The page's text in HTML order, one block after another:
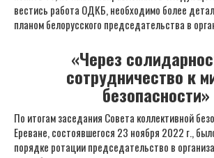
вестись работа ОДКБ, необходимо более
планом белорусского председательства в
«Через
сотрудничество к
безопасности»
По итогам заседания Совета коллективной
Ереване, состоявшегося 23 ноября 2022 г.,
порядке ротации председательство в